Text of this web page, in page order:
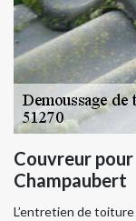
Couvreur
Champaubert
L’entretien de